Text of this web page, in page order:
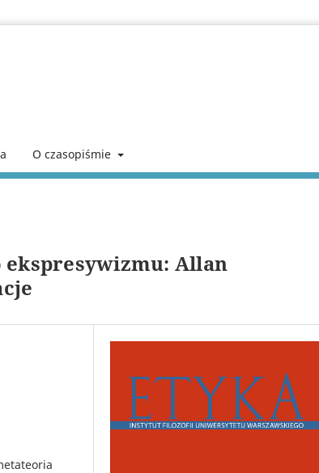
O czasopiśmie
ekspresywizmu: Allan